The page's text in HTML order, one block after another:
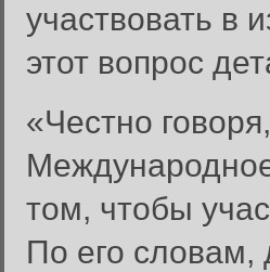
участвовать в
этот вопрос
«Честно
том, чтобы
По его словам,